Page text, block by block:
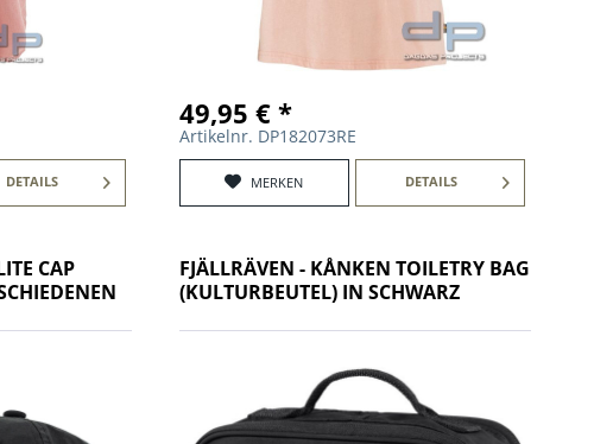
DETAILS
49,95 € *
Artikelnr. DP182073RE
MERKEN DETAILS
CAP
FJÄLLRÄVEN - KÅNKEN TOILETRY BAG
(KULTURBEUTEL) IN SCHWARZ